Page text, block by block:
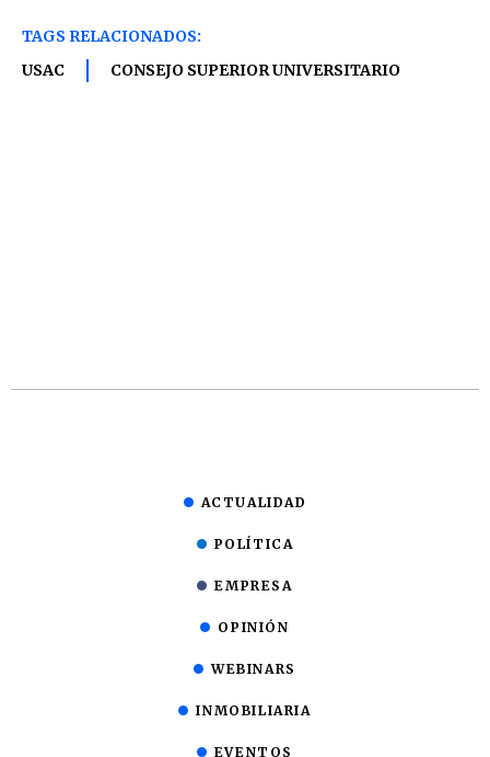
TAGS RELACIONADOS:
USAC
CONSEJO SUPERIOR UNIVERSITARIO
ACTUALIDAD
POLÍTICA
EMPRESA
OPINIÓN
WEBINARS
INMOBILIARIA
EVENTOS